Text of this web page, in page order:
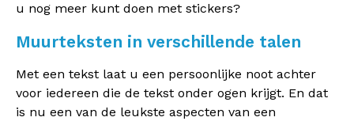
u nog meer kunt doen met stickers?
Muurteksten in verschillende talen
Met een tekst laat u een persoonlijke noot achter
voor iedereen die de tekst onder ogen krijgt. En dat
is nu een van de leukste aspecten van een